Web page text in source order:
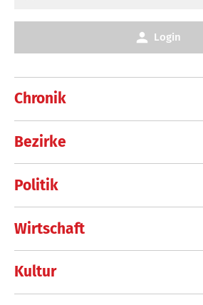
Chronik
Bezirke
Politik
Wirtschaft
Kultur
Login